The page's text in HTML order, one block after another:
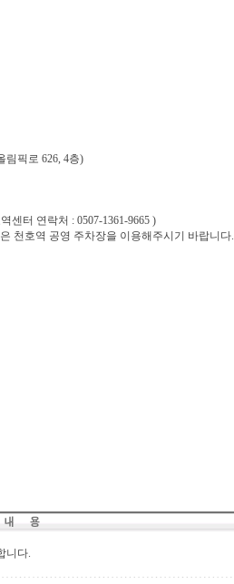
픽로 626, 4층)
센터 연락처 : 0507-1361-9665 )
천호역 공영 주차장을 이용해주시기 바랍니다.
니다.